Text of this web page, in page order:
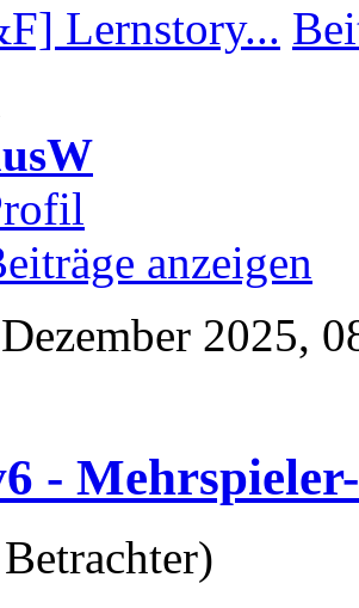
Lernstory...
anzeigen
2025,
-